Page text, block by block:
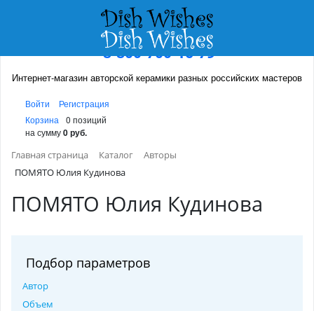
8-800-700-16-79
Интернет-магазин авторской керамики разных российских мастеров
Войти
Регистрация
Корзина
0 позиций
на сумму0 руб.
Главная страница
Каталог
Авторы
ПОМЯТО Юлия Кудинова
ПОМЯТО Юлия Кудинова
Подбор параметров
Автор
Объем